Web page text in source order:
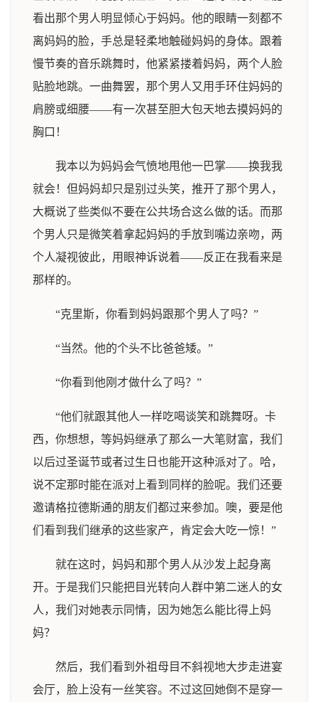
看出那个男人明显倾心于妈妈。他的眼睛一刻都不
离妈妈的脸，手总是轻柔地触碰妈妈的身体。跟着
慢节奏的音乐跳舞时，他紧紧搂着妈妈，两个人脸
贴脸地跳。一曲舞罢，那个男人又用手环住妈妈的
肩膀或细腰——有一次甚至胆大包天地去摸妈妈的
胸口！
我本以为妈妈会气愤地甩他一巴掌——换我我
就会！但妈妈却只是别过头笑，推开了那个男人，
大概说了些类似不要在公共场合这么做的话。而那
个男人只是微笑着拿起妈妈的手放到嘴边亲吻，两
个人凝视彼此，用眼神诉说着——反正在我看来是
那样的。
“克里斯，你看到妈妈跟那个男人了吗？”
“当然。他的个头不比爸爸矮。”
“你看到他刚才做什么了吗？”
“他们就跟其他人一样吃喝谈笑和跳舞呀。卡
西，你想想，等妈妈继承了那么一大笔财富，我们
以后过圣诞节或者过生日也能开这种派对了。哈，
说不定那时能在派对上看到同样的脸呢。我们还要
邀请格拉德斯通的朋友们都过来参加。噢，要是他
们看到我们继承的这些家产，肯定会大吃一惊！”
就在这时，妈妈和那个男人从沙发上起身离
开。于是我们只能把目光转向人群中第二迷人的女
人，我们对她表示同情，因为她怎么能比得上妈
妈？
然后，我们看到外祖母目不斜视地大步走进宴
会厅，脸上没有一丝笑容。不过这回她倒不是穿一